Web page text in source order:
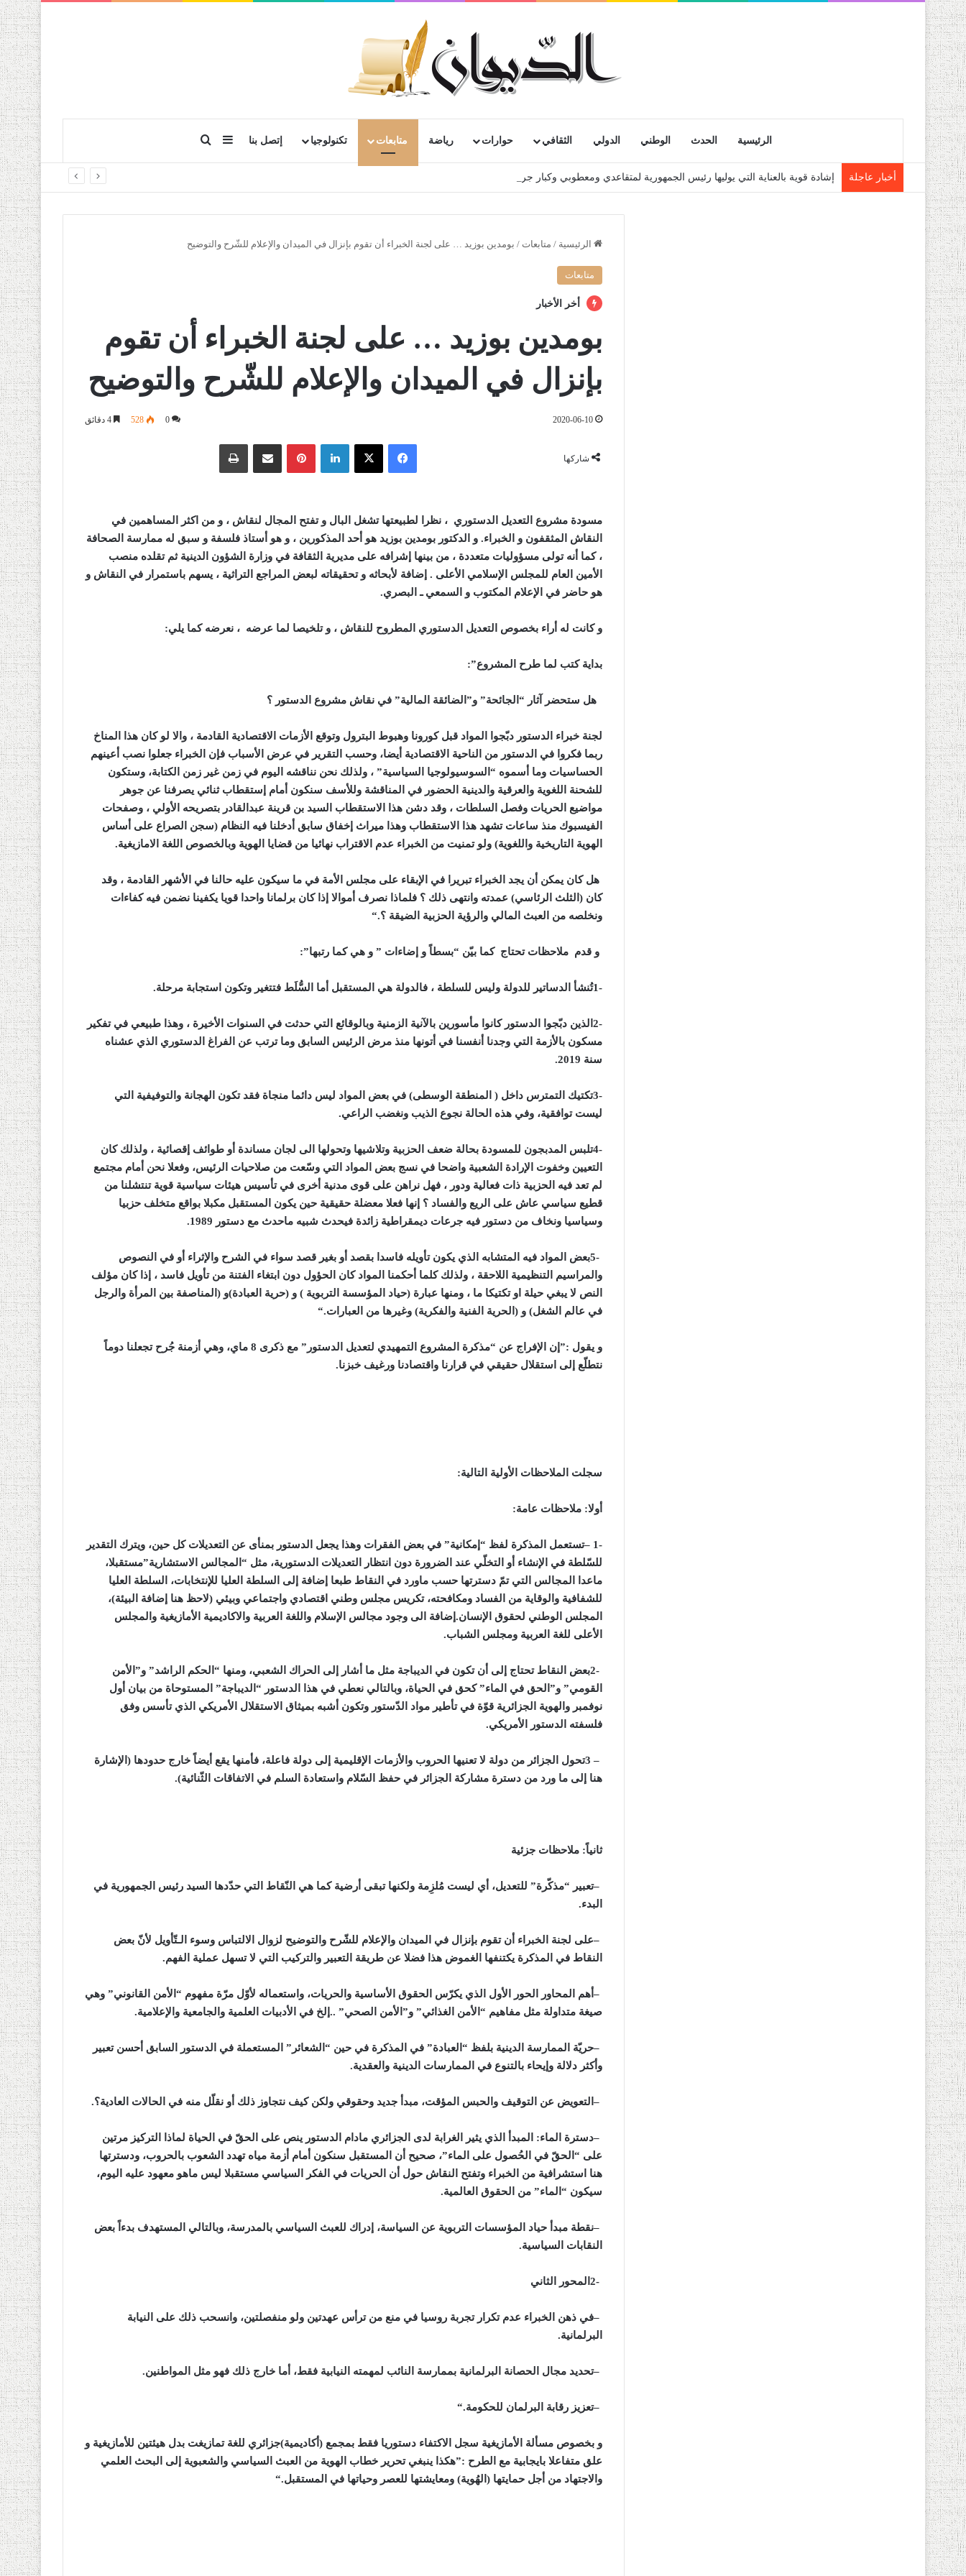
الرئيسية الحدث الوطني الدولي الثقافي حوارات رياضة متابعات تكنولوجيا إتصل بنا إضافة عمود جانبي
أخبار عاجلة إشادة قوية بالعناية التي يوليها رئيس الجمهورية لمتقاعدي ومعطوبي وكبار جرحى الجيش الوطني الشعبي
الرئيسية / متابعات / بومدين بوزيد … على لجنة الخبراء أن تقوم بإنزال في الميدان والإعلام للشّرح والتوضيح
متابعات
أخر الأخبار
بومدين بوزيد … على لجنة الخبراء أن تقوم
بإنزال في الميدان والإعلام للشّرح والتوضيح
2020-06-10
0
528
شاركها
فيسبوك ‫X لينكدإن بينتيريست
مسودة مشروع التعديل الدستوري ، نظرا لطبيعتها تشغل البال و تفتح المجال لنقاش ، و من اكثر المساهمين في
النقاش المثقفون و الخبراء. و الدكتور بومدين بوزيد هو أحد المذكورين ، و هو أستاذ فلسفة و سبق له ممارسة الصحافة
، كما أنه تولى مسؤوليات متعددة ، من بينها إشرافه على مديرية الثقافة في وزارة الشؤون الدينية ثم تقلده منصب
الأمين العام للمجلس الإسلامي الأعلى . إضافة لأبحاثه و تحقيقاته لبعض المراجع التراثية ، يسهم باستمرار في النقاش و
هو حاضر في الإعلام المكتوب و السمعي ـ البصري.
و كانت له أراء بخصوص التعديل الدستوري المطروح للنقاش ، و تلخيصا لما عرضه ، نعرضه كما يلي:
بداية كتب لما طرح المشروع:”
هل ستحضر آثار “الجائحة” و”الضائقة المالية” في نقاش مشروع الدستور ؟
لجنة خبراء الدستور دبّجوا المواد قبل كورونا وهبوط البترول وتوقع الأزمات الاقتصادية القادمة ، والا لو كان هذا المناخ
ربما فكروا في الدستور من الناحية الاقتصادية أيضا، وحسب التقرير في عرض الأسباب فإن الخبراء جعلوا نصب أعينهم
الحساسيات وما أسموه “السوسيولوجيا السياسية” ، ولذلك نحن نناقشه اليوم في زمن غير زمن الكتابة، وستكون
للشحنة اللغوية والعرقية والدينية الحضور في المناقشة وللأسف سنكون أمام إستقطاب ثنائي يصرفنا عن جوهر
مواضيع الحريات وفصل السلطات ، وقد دشن هذا الاستقطاب السيد بن قرينة عبدالقادر بتصريحه الأولي ، وصفحات
الفيسبوك منذ ساعات تشهد هذا الاستقطاب وهذا ميراث إخفاق سابق أدخلنا فيه النظام (سجن الصراع على أساس
الهوية التاريخية واللغوية) ولو تمنيت من الخبراء عدم الاقتراب نهائيا من قضايا الهوية وبالخصوص اللغة الامازيغية.
هل كان يمكن أن يجد الخبراء تبريرا في الإبقاء على مجلس الأمة في ما سيكون عليه حالنا في الأشهر القادمة ، وقد
كان (الثلث الرئاسي) عمدته وانتهى ذلك ؟ فلماذا نصرف أموالا إذا كان برلمانا واحدا قويا يكفينا نضمن فيه كفاءات
ونخلصه من العبث المالي والرؤية الحزبية الضيقة ؟“.
و قدم ملاحظات تحتاج كما بيّن “بسطاً و إضاءات ” و هي كما رتبها:”
1-تُنشأ الدساتير للدولة وليس للسلطة ، فالدولة هي المستقبل أما السُّلَط فتتغير وتكون استجابة مرحلة.
2- الذين دبّجوا الدستور كانوا مأسورين بالآنية الزمنية وبالوقائع التي حدثت في السنوات الأخيرة ، وهذا طبيعي في تفكير
مسكون بالأزمة التي وجدنا أنفسنا في أتونها منذ مرض الرئيس السابق وما ترتب عن الفراغ الدستوري الذي عشناه
سنة 2019
.
3-تكتيك التمترس داخل ( المنطقة الوسطى) في بعض المواد ليس دائما منجاة فقد تكون الهجانة والتوفيفية التي
ليست توافقية، وفي هذه الحالة نجوع الذيب ونغضب الراعي.
4-تلبس المدبجون للمسودة بحالة ضعف الحزبية وتلاشيها وتحولها الى لجان مساندة أو طوائف إقصائية ، ولذلك كان
التعيين وخفوت الإرادة الشعبية واضحا في نسج بعض المواد التي وسّعت من صلاحيات الرئيس، وفعلا نحن أمام مجتمع
لم تعد فيه الحزبية ذات فعالية ودور ، فهل نراهن على قوى مدنية أخرى في تأسيس هيئات سياسية قوية تنتشلنا من
قطيع سياسي عاش على الريع والفساد ؟ إنها فعلا معضلة حقيقية حين يكون المستقبل مكبلا بواقع متخلف حزبيا
وسياسيا ونخاف من دستور فيه جرعات ديمقراطية زائدة فيحدث شبيه ماحدث مع دستور 1989
.
5-بعض المواد فيه المتشابه الذي يكون تأويله فاسدا بقصد أو بغير قصد سواء في الشرح والإثراء أو في النصوص
والمراسيم التنظيمية اللاحقة ، ولذلك كلما أحكمنا المواد كان الحؤول دون ابتغاء الفتنة من تأويل فاسد ، إذا كان مؤلف
النص لا يبغي حيلة او تكتيكا ما ، ومنها عبارة (حياد المؤسسة التربوية ) و (حرية العبادة)و (المناصفة بين المرأة والرجل
في عالم الشغل) و (الحرية الفنية والفكرية) وغيرها من العبارات“.
و يقول :”إن الإفراج عن “مذكرة المشروع التمهيدي لتعديل الدستور” مع ذكرى 8 ماي، وهي أزمنة جُرح تجعلنا دوماً
نتطلّع إلى استقلال حقيقي في قرارنا واقتصادنا ورغيف خبزنا.
سجلت الملاحظات الأولية التالية:
أولا: ملاحظات عامة:
– 1-تستعمل المذكرة لفظ “إمكانية” في بعض الفقرات وهذا يجعل الدستور بمنأى عن التعديلات كل حين، ويترك التقدير
للسّلطة في الإنشاء أو التخلّي عند الضرورة دون انتظار التعديلات الدستورية، مثل “المجالس الاستشارية”مستقبلا،
ماعدا المجالس التي تمّ دسترتها حسب ماورد في النقاط طبعا إضافة إلى السلطة العليا للإنتخابات، السلطة العليا
للشفافية والوقاية من الفساد ومكافحته، تكريس مجلس وطني اقتصادي واجتماعي وبيئي (لاحظ هنا إضافة البيئة)،
المجلس الوطني لحقوق الإنسان.إضافة الى وجود مجالس الإسلام واللغة العربية والاكاديمية الأمازيغية والمجلس
الأعلى للغة العربية ومجلس الشباب.
2-بعض النقاط تحتاج إلى أن تكون في الديباجة مثل ما أشار إلى الحراك الشعبي، ومنها “الحكم الراشد” و”الأمن
القومي” و”الحق في الماء” كحق في الحياة، وبالتالي نعطي في هذا الدستور “الديباجة” المستوحاة من بيان أول
نوفمبر والهوية الجزائرية قوّة في تأطير مواد الدّستور وتكون أشبه بميثاق الاستقلال الأمريكي الذي تأسس وفق
فلسفته الدستور الأمريكي.
3 –تحول الجزائر من دولة لا تعنيها الحروب والأزمات الإقليمية إلى دولة فاعلة، فأمنها يقع أيضاً خارج حدودها (الإشارة
هنا إلى ما ورد من دسترة مشاركة الجزائر في حفظ السّلام واستعادة السلم في الاتفاقات الثّنائية).
ثانياً: ملاحظات جزئية
–تعبير “مذكّرة” للتعديل، أي ليست مُلزِمة ولكنها تبقى أرضية كما هي النّقاط التي حدّدها السيد رئيس الجمهورية في
البدء.
–على لجنة الخبراء أن تقوم بإنزال في الميدان والإعلام للشّرح والتوضيح لزوال الالتباس وسوء الـتّأويل لأنّ بعض
النقاط في المذكرة يكتنفها الغموض هذا فضلا عن طريقة التعبير والتركيب التي لا تسهل عملية الفهم.
– أهم المحاور الحور الأول الذي يكرّس الحقوق الأساسية والحريات، واستعماله لأوّل مرّة مفهوم “الأمن القانوني” وهي
صيغة متداولة مثل مفاهيم “الأمن الغذائي” و”الأمن الصحي” ..إلخ في الأدبيات العلمية والجامعية والإعلامية.
–حريّة الممارسة الدينية بلفظ “العبادة” في المذكرة في حين “الشعائر” المستعملة في الدستور السابق أحسن تعبير
وأكثر دلالة وإيحاء بالتنوع في الممارسات الدينية والعقدية.
– التعويض عن التوقيف والحبس المؤقت، مبدأ جديد وحقوقي ولكن كيف نتجاوز ذلك أو نقلّل منه في الحالات العادية؟.
–دسترة الماء: المبدأ الذي يثير الغرابة لدى الجزائري مادام الدستور ينص على الحقّ في الحياة لماذا التركيز مرتين
على “الحقّ في الحُصول على الماء”، صحيح أن المستقبل سنكون أمام أزمة مياه تهدد الشعوب بالحروب، ودسترتها
هنا استشرافية من الخبراء وتفتح النقاش حول أن الحريات في الفكر السياسي مستقبلا ليس ماهو معهود عليه اليوم،
سيكون “الماء” من الحقوق العالمية.
–نقطة مبدأ حياد المؤسسات التربوية عن السياسة، إدراك للعبث السياسي بالمدرسة، وبالتالي المستهدف بدءاً بعض
النقابات السياسية.
2- المحور الثاني
–في ذهن الخبراء عدم تكرار تجربة روسيا في منع من ترأس عهدتين ولو منفصلتين، وانسحب ذلك على النيابة
البرلمانية.
–تحديد مجال الحصانة البرلمانية بممارسة النائب لمهمته النيابية فقط، أما خارج ذلك فهو مثل المواطنين.
–تعزيز رقابة البرلمان للحكومة“.
و بخصوص مسألة الأمازيغية سجل الاكتفاء دستوريا فقط بمجمع (أكاديمية)جزائري للغة تمازيغت بدل هيئتين للأمازيغية و
علق متفاعلا بايجابية مع الطرح :”هكذا ينبغي تحرير خطاب الهوية من العبث السياسي والشعبوية إلى البحث العلمي
والاجتهاد من أجل حمايتها (الهُوية) ومعايشتها للعصر وحياتها في المستقبل“.